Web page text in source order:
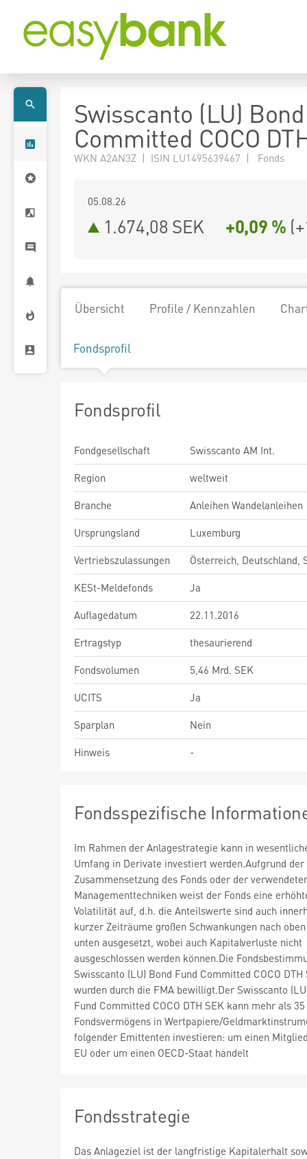
Swisscanto (LU)
Committed COCO
WKN A2AN3Z | ISIN LU1495639467 | Fonds
05.08.26
1.674,08 SEK +0,09 % (
Übersicht Profile / Kennzahlen
Fondsprofil
Fondsprofil
Fondgesellschaft
Swisscanto AM Int.
Region
weltweit
Branche
Anleihen Wandelanleihen
Ursprungsland
Luxemburg
Vertriebszulassungen
Österreich, Deutschland,
KESt-Meldefonds
Ja
Auflagedatum
22.11.2016
Ertragstyp
thesaurierend
Fondsvolumen
5,46 Mrd. SEK
UCITS
Ja
Sparplan
Nein
Hinweis
-
Fondsspezifische
Im Rahmen der Anlagestrategie kann in
Umfang in Derivate investiert werden.Aufgrund der
Zusammensetzung des Fonds oder der
Managementtechniken weist der Fonds eine
Volatilität auf, d.h. die Anteilswerte sind auch
kurzer Zeiträume großen Schwankungen nach
unten ausgesetzt, wobei auch Kapitalverluste nicht
ausgeschlossen werden können.Die
Swisscanto (LU) Bond Fund Committed COCO DTH
wurden durch die FMA bewilligt.Der Swisscanto
Fund Committed COCO DTH SEK kann mehr als
Fondsvermögens in Wertpapiere/
folgender Emittenten investieren: um einen
EU oder um einen OECD-Staat handelt
Fondsstrategie
Das Anlageziel ist der langfristige Kapitalerhalt